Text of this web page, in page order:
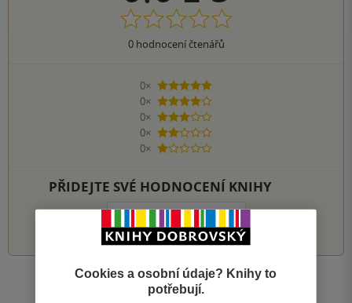
0hodnocení čtenářů
0×
5 hvězdiček
0×
4 hvězdičky
0×
3 hvězdičky
0×
2 hvězdičky
0×
1 hvezdička
PŘIDEJTE SVÉ HODNOCENÍ KNIHY
Zobrazit všechna hodnocení
Cookies a osobní údaje? Knihy to
potřebují.